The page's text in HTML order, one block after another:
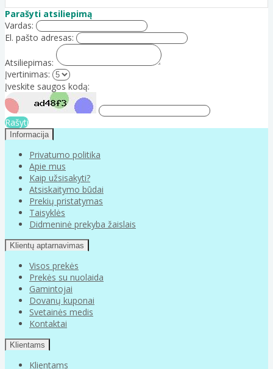
Parašyti atsiliepimą
Vardas:
El. pašto adresas:
Atsiliepimas:
Įvertinimas:
Įveskite saugos kodą:
Rašyti
Informacija
Privatumo politika
Apie mus
Kaip užsisakyti?
Atsiskaitymo būdai
Prekių pristatymas
Taisyklės
Didmeninė prekyba žaislais
Klientų aptarnavimas
Visos prekės
Prekės su nuolaida
Gamintojai
Dovanų kuponai
Svetainės medis
Kontaktai
Klientams
Klientams